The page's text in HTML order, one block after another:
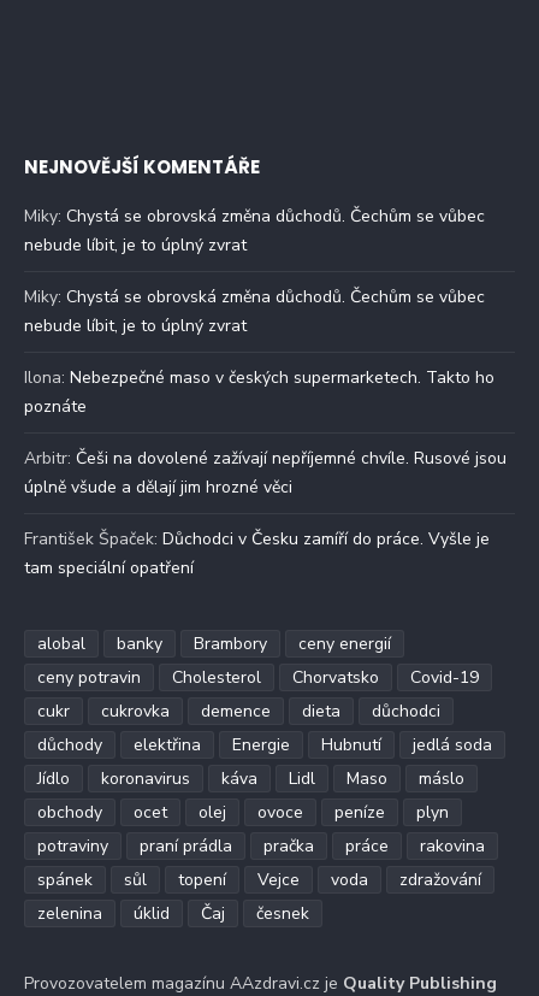
NEJNOVĚJŠÍ KOMENTÁŘE
Miky: Chystá se obrovská změna důchodů. Čechům se vůbec
nebude líbit, je to úplný zvrat
Miky: Chystá se obrovská změna důchodů. Čechům se vůbec
nebude líbit, je to úplný zvrat
Ilona: Nebezpečné maso v českých supermarketech. Takto ho
poznáte
Arbitr: Češi na dovolené zažívají nepříjemné chvíle. Rusové jsou
úplně všude a dělají jim hrozné věci
František Špaček: Důchodci v Česku zamíří do práce. Vyšle je
tam speciální opatření
alobal banky Brambory
ceny energií
ceny potravin
Cholesterol Chorvatsko
Covid-19
cukr
cukrovka demence dieta
důchodci
důchody
elektřina Energie Hubnutí
jedlá soda
Jídlo
koronavirus káva Lidl Maso
máslo
obchody
ocet olej ovoce peníze
plyn
potraviny
praní prádla pračka práce
rakovina
spánek
sůl topení Vejce voda
zdražování
zelenina
úklid Čaj česnek
Provozovatelem magazínu AAzdravi.cz je Quality Publishing